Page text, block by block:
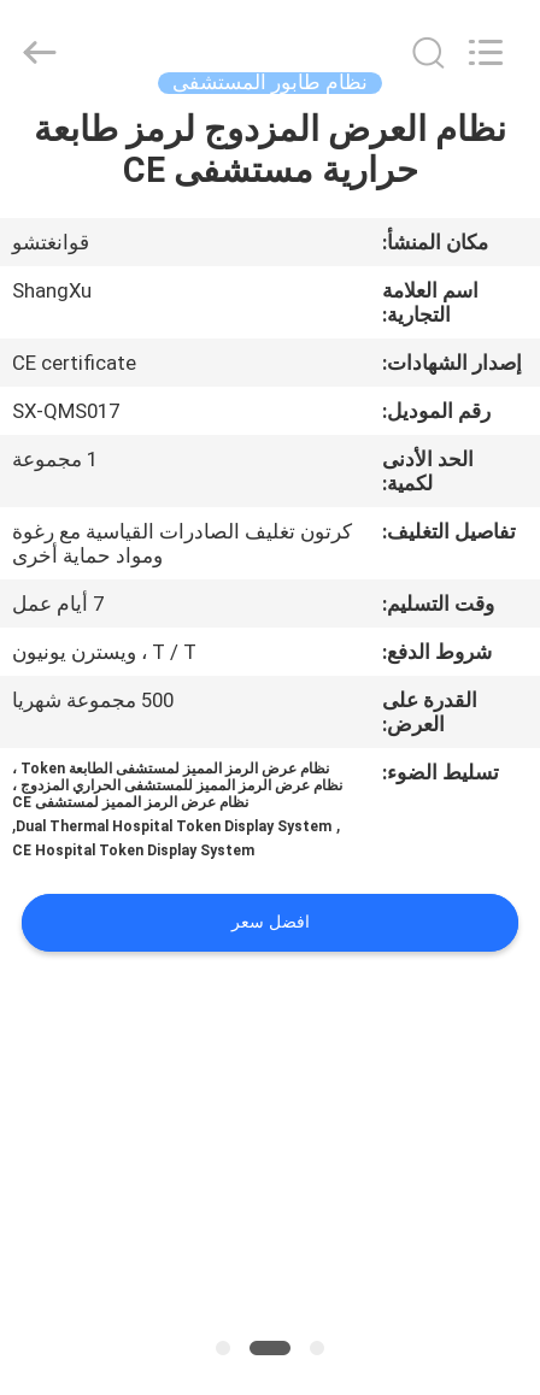
الصفحة
منتجات
معلومات
عنا
جولة
المعمل
مراقبة
الجودة
اتصل
اطلب
اقتباس
Co.,Ltd.
نظام طابور المستشفى
نظام العرض المزدوج لرمز طابعة
حرارية مستشفى CE
مكان المنشأ:
قوانغتشو
اسم العلامة
التجارية:
ShangXu
إصدار الشهادات:
CE certificate
رقم الموديل:
SX-QMS017
الحد الأدنى
لكمية:
1 مجموعة
تفاصيل التغليف:
كرتون تغليف الصادرات القياسية مع رغوة
ومواد حماية أخرى
وقت التسليم:
7 أيام عمل
شروط الدفع:
T / T ، ويسترن يونيون
القدرة على
العرض:
500 مجموعة شهريا
تسليط الضوء:
نظام عرض الرمز المميز لمستشفى الطابعة Token ،
نظام عرض الرمز المميز للمستشفى الحراري المزدوج ،
نظام عرض الرمز المميز لمستشفى CE
,
Dual Thermal Hospital Token Display System
,
CE Hospital Token Display System
افضل سعر